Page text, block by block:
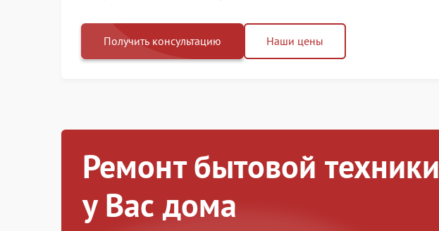
Получить консультацию Наши цены
Ремонт бытовой техники
у Вас дома